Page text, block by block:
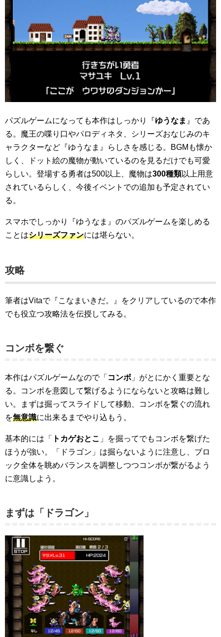
パズルゲームになっても本作はしっかり『ゆうなま 』であ
る。魔王の喋り口やパロディネタ、シリーズおなじみのキ
ャラクターなど『ゆうなま』らしさを感じる。BGMも懐か
しく、ドット絵の魔物が動いているのを見るだけでも可愛
らしい。登場する勇者は500以上、魔物は300種類以上用意
されているらしく、今後イベントでの追加も予定されてい
る。
スマホでしっかり『ゆうなま』のパズルゲームを楽しめる
ことはシリーズファンには堪らない。
攻略
筆者はVitaで『こなまいきだ。』をクリアしているので本作
でも役立つ攻略法を伝授してみる。
コンボを繋ぐ
本作はパズルゲームなので「 コンボ 」がとにかく重要とな
る。コンボを意図して繋げるようにならないと攻略は難し
い。まずは掘ってスライドして移動、コンボを繋ぐの流れ
を無意識に出来るまでやり込もう。
基本的には「 トカゲおとこ 」を掘ってでもコンボを繋げた
ほうが強い。「ドラゴン」は掘らないように注意し、ブロ
ック全体を眺めバランスを調整しつつコンボが繋がるよう
に意識しよう。
まずは「ドラゴン」